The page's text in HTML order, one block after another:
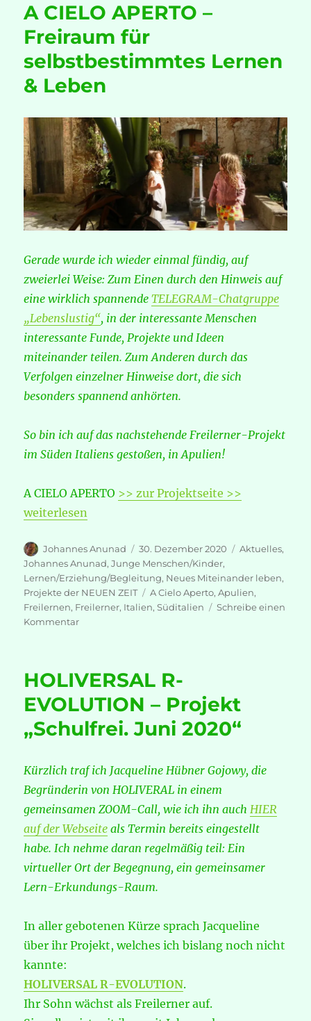
A CIELO APERTO –
Freiraum für
selbstbestimmtes Lernen
& Leben
Gerade wurde ich wieder einmal fündig, auf
zweierlei Weise: Zum Einen durch den Hinweis auf
eine wirklich spannendeTELEGRAM-Chatgruppe
„Lebenslustig“, in der interessante Menschen
interessante Funde, Projekte und Ideen
miteinander teilen. Zum Anderen durch das
Verfolgen einzelner Hinweise dort, die sich
besonders spannend anhörten.
So bin ich auf das nachstehende Freilerner-Projekt
im Süden Italiens gestoßen, in Apulien!
A CIELO APERTO >> zur Projektseite >>
„A CIELO APERTO – Freiraum für
weiterlesen
Autor
Johannes Anunad
Veröffentlicht
am
30. Dezember 2020 Kategorien
Aktuelles,
Johannes Anunad,Junge Menschen/Kinder,
Lernen/Erziehung/Begleitung, Neues Miteinander leben,
Projekte der NEUEN ZEIT
Schlagwörter
A Cielo Aperto,Apulien,
Freilernen, Freilerner, Italien,Süditalien
Schreibe einen
Kommentarzu
–
für
selbstbestimmtes
Lernen
Leben
HOLIVERSAL R-
EVOLUTION – Projekt
„Schulfrei. Juni 2020“
Kürzlich traf ich Jacqueline Hübner Gojowy, die
Begründerin von HOLIVERAL in einem
gemeinsamen ZOOM-Call, wie ich ihn auch HIER
auf der Webseite als Termin bereits eingestellt
habe. Ich nehme daran regelmäßig teil: Ein
virtueller Ort der Begegnung, ein gemeinsamer
Lern-Erkundungs-Raum.
In aller gebotenen Kürze sprach Jacqueline
über ihr Projekt, welches ich bislang noch nicht
kannte:
HOLIVERSAL R-EVOLUTION.
Ihr Sohn wächst als Freilerner auf.